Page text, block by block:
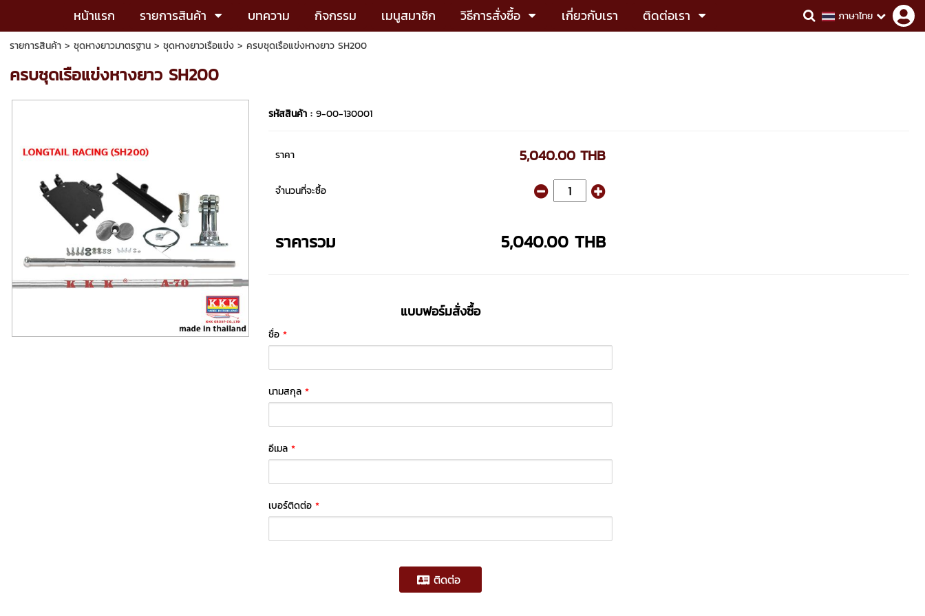
หน้าแรก รายการสินค้า บทความ กิจกรรม เมนูสมาชิก วิธีการสั่งซื้อ เกี่ยวกับเรา ติดต่อเรา ภาษาไทย
รายการสินค้า> ชุดหางยาวมาตรฐาน> ชุดหางยาวเรือแข่ง> ครบชุดเรือแข่งหางยาว SH200
ครบชุดเรือแข่งหางยาว SH200
รหัสสินค้า : 9-00-130001
ราคา 5,040.00 THB
จำนวนที่จะซื้อ
ราคารวม 5,040.00 THB
แบบฟอร์มสั่งซื้อ
ชื่อ *
นามสกุล *
อีเมล *
เบอร์ติดต่อ *
ติดต่อ